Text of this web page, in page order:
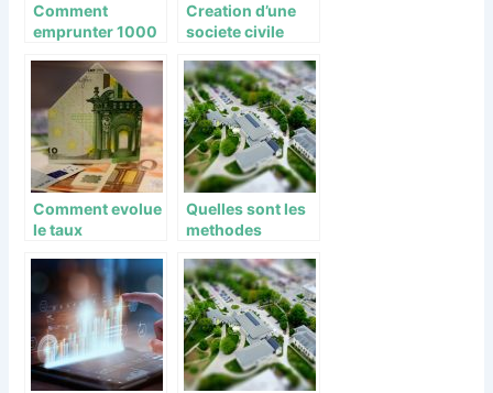
Comment
emprunter 1000
quietude ?
Creation d’une
societe civile
(SCI) : les etapes
a suivre
Comment evolue
le taux
Quelles sont les
methodes
d’un bien
immobilier ?